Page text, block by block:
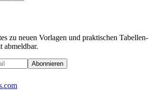
zu neuen Vorlagen und praktischen Tabellen-
abmeldbar.
Abonnieren